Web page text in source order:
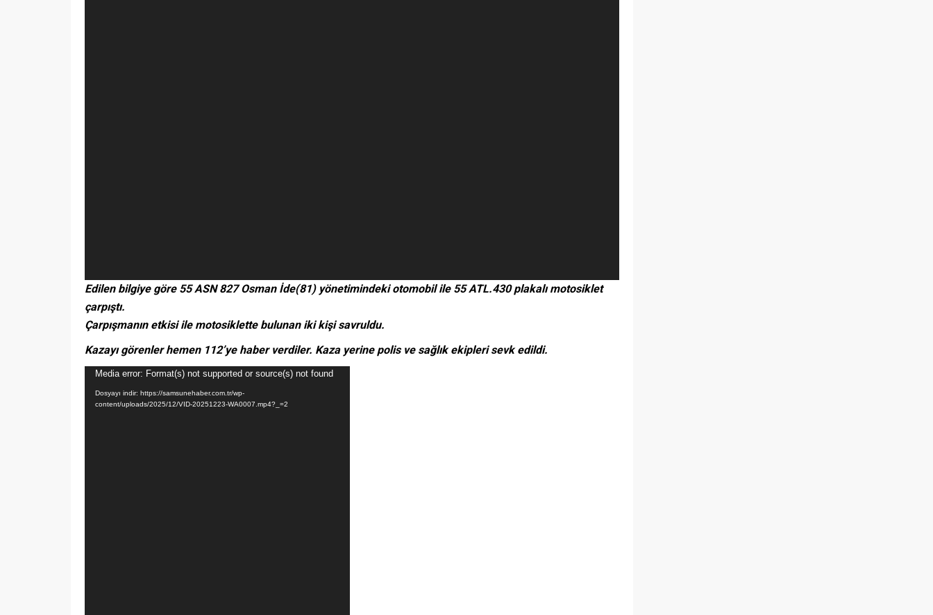
Edilen bilgiye göre 55 ASN 827 Osman İde(81) yönetimindeki otomobil ile 55 ATL.430 plakalı motosiklet
çarpıştı.
Çarpışmanın etkisi ile motosiklette bulunan iki kişi savruldu.
Kazayı görenler hemen 112’ye haber verdiler. Kaza yerine polis ve sağlık ekipleri sevk edildi.
Video
oynatıcı
Media error: Format(s) not supported or source(s) not found
Dosyayı indir: https://samsunehaber.com.tr/wp-
content/uploads/2025/12/VID-20251223-WA0007.mp4?_=2